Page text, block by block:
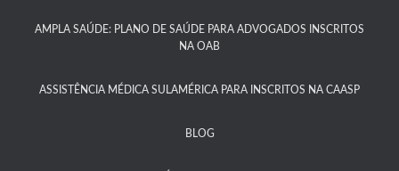
AMPLA SAÚDE: PLANO DE SAÚDE PARA ADVOGADOS INSCRITOS
NA OAB
ASSISTÊNCIA MÉDICA SULAMÉRICA PARA INSCRITOS NA CAASP​
BLOG